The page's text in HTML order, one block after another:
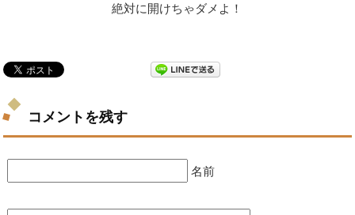
絶対に開けちゃダメよ！
コメントを残す
名前